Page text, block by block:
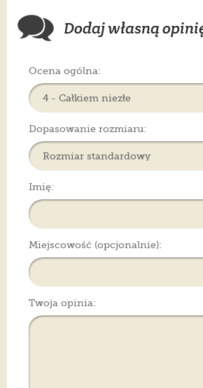
Dodaj własną
Ocena ogólna:
Dopasowanie rozmiaru:
Imię:
Miejscowość (opcjonalnie):
Twoja opinia: